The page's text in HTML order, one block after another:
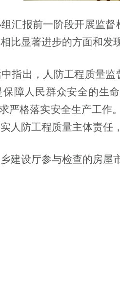
汇报前一阶段开展监
比显著进步的方面和发
指出，人防工程质量
障人民群众安全的生
严格落实安全生产工作
人防工程质量主体责任
建设厅参与检查的房